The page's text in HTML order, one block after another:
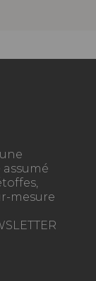
assumé
mesure